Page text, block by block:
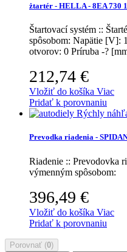
żtartér - HELLA - 8EA 730
Štartovací systém ::
spôsobom: Napätie [V]:
otvorov: 0 Príruba -?
212,74 €
Vložiť do košíka Viac
Pridať k porovnaniu
Rýchly
Prevodka riadenia -
Riadenie :: Prevodovka
výmenným spôsobom:
396,49 €
Vložiť do košíka Viac
Pridať k porovnaniu
Porovnať (0)